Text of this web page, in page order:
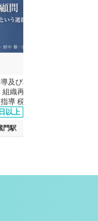
及び相談業
織再編税
導 税務意
以上
間以下
門駅